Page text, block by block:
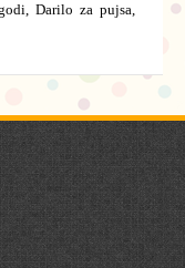
Darilo za pujsa,